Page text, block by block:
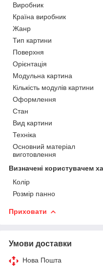
Виробник
Країна виробник
Жанр
Тип картини
Поверхня
Орієнтація
Модульна картина
Кількість модулів картини
Оформлення
Стан
Вид картини
Техніка
Основний матеріал
виготовлення
Визначені користувачем
Колір
Розмір панно
Приховати
Умови доставки
Нова Пошта